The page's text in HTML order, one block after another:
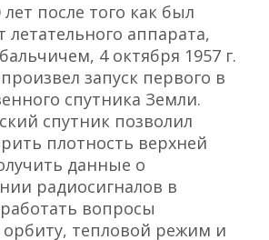
после того как был
летательного аппарата,
4 октября 1957 г.
запуск первого в
спутника Земли.
спутник позволил
плотность верхней
данные о
радиосигналов в
вопросы
тепловой режим и